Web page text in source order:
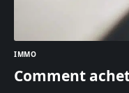
IMMO
Comment